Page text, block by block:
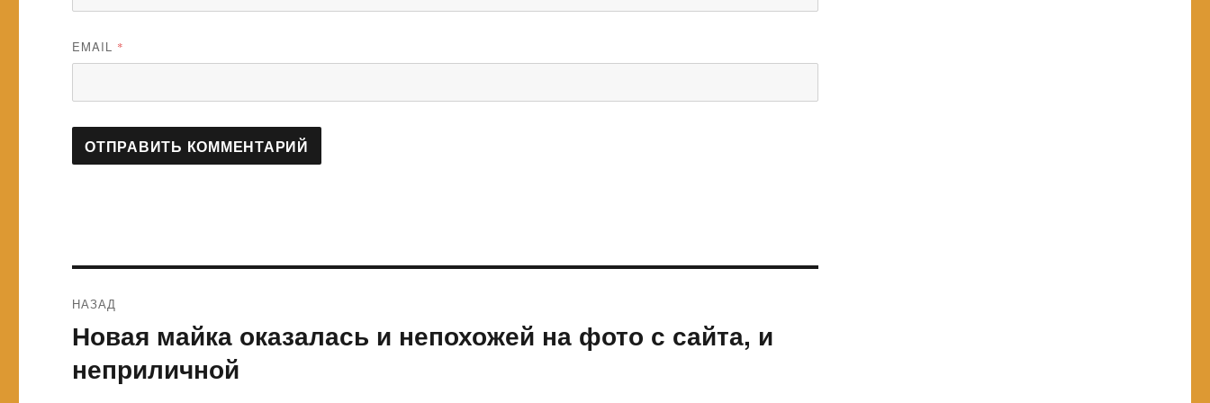
EMAIL *
по
записям
НАЗАД
Предыдущая
Новая майка оказалась и непохожей на фото с сайта, и
неприличной